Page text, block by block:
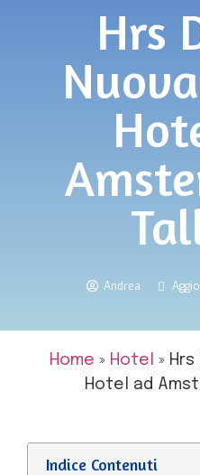
Hrs
Andrea
Home » Hotel » Hrs
Hotel ad
Indice Contenuti